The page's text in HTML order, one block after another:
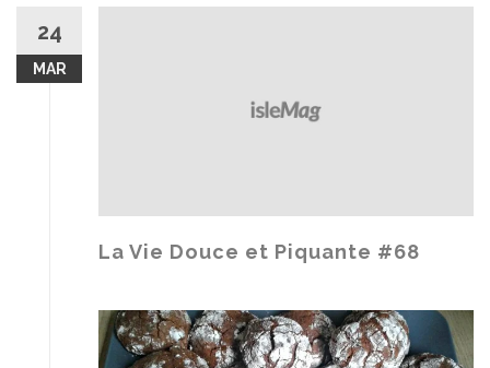
24
MAR
La Vie Douce et Piquante #68